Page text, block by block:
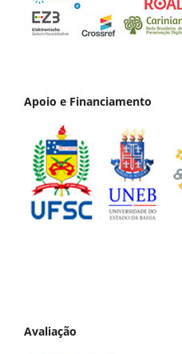
Apoio e Financiamento
Avaliação